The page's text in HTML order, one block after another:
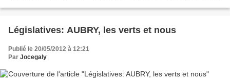
Législatives: AUBRY, les verts et nous
Publié le 20/05/2012 à 12:21
Par Jocegaly